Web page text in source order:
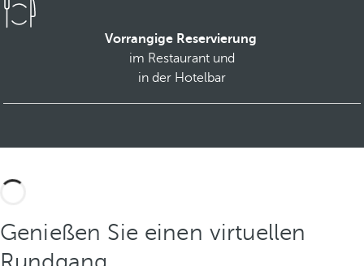
Vorrangige Reservierung
im Restaurant und
in der Hotelbar
Genießen Sie einen virtuellen